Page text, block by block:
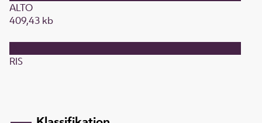
ALTO
409,43 kb
RIS